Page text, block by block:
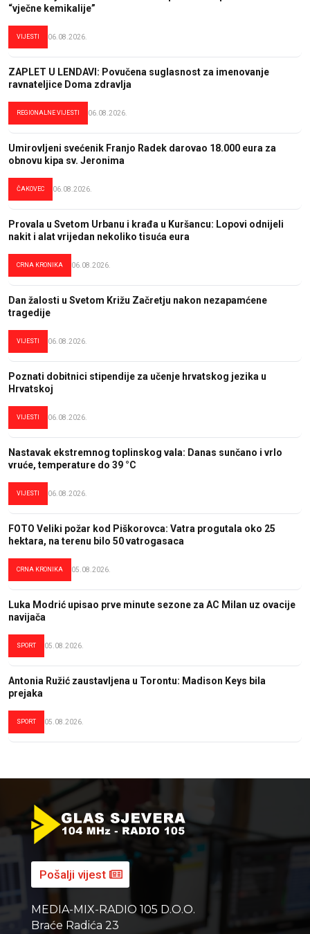
“vječne kemikalije”
VIJESTI 06.08.2026.
ZAPLET U LENDAVI: Povučena suglasnost za imenovanje
ravnateljice Doma zdravlja
REGIONALNE VIJESTI 06.08.2026.
Umirovljeni svećenik Franjo Radek darovao 18.000 eura za
obnovu kipa sv. Jeronima
ČAKOVEC 06.08.2026.
Provala u Svetom Urbanu i krađa u Kuršancu: Lopovi odnijeli
nakit i alat vrijedan nekoliko tisuća eura
CRNA KRONIKA 06.08.2026.
Dan žalosti u Svetom Križu Začretju nakon nezapamćene
tragedije
VIJESTI 06.08.2026.
Poznati dobitnici stipendije za učenje hrvatskog jezika u
Hrvatskoj
VIJESTI 06.08.2026.
Nastavak ekstremnog toplinskog vala: Danas sunčano i vrlo
vruće, temperature do 39 °C
VIJESTI 06.08.2026.
FOTO Veliki požar kod Piškorovca: Vatra progutala oko 25
hektara, na terenu bilo 50 vatrogasaca
CRNA KRONIKA 05.08.2026.
Luka Modrić upisao prve minute sezone za AC Milan uz ovacije
navijača
SPORT 05.08.2026.
Antonia Ružić zaustavljena u Torontu: Madison Keys bila
prejaka
SPORT 05.08.2026.
Pošalji vijest
MEDIA-MIX-RADIO 105 D.O.O.
Braće Radića 23